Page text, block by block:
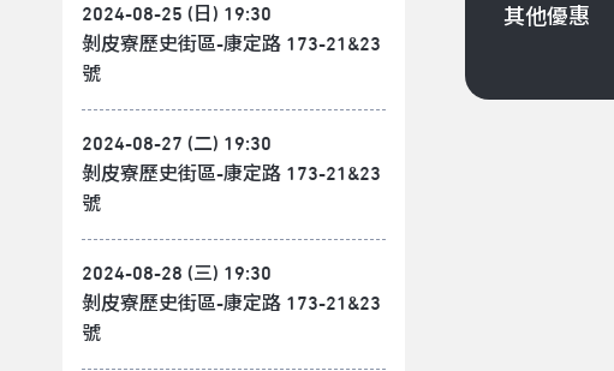
2024-08-25 (日) 19:30
剝皮寮歷史街區-康定路 173-21&23
號
2024-08-27 (二) 19:30
剝皮寮歷史街區-康定路 173-21&23
號
2024-08-28 (三) 19:30
剝皮寮歷史街區-康定路 173-21&23
號
其他優惠